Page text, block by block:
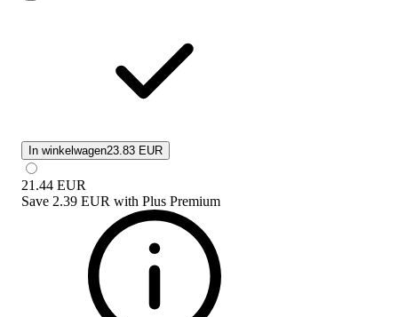
In winkelwagen23.83 EUR
21.44 EUR
Save 2.39 EUR with Plus Premium